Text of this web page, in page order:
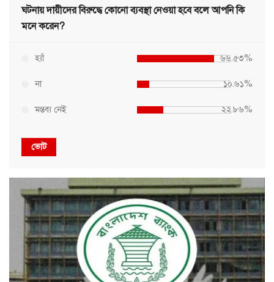
ঘটনায় দায়ীদের বিরুদ্ধে কোনো ব্যবস্থা নেওয়া হবে বলে আপনি কি
মনে করেন?
হ্যাঁ ৬৬.৫৩%
না ১০.৬১%
মন্তব্য নেই ২২.৮৬%
ভোট